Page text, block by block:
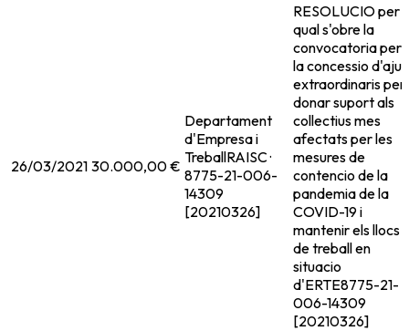
26/03/2021 30.000,00 €
Departament
d'Empresa i
TreballRAISC ·
8775-21-006-
14309
[20210326]
RESOLUCIO per
qual s'obre la
convocatoria per
la concessio
extraordinaris per
donar suport als
collectius mes
afectats per les
mesures de
contencio de la
pandemia de la
COVID-19 i
mantenir els llocs
de treball en
situacio
d'ERTE8775-21-
006-14309
[20210326]